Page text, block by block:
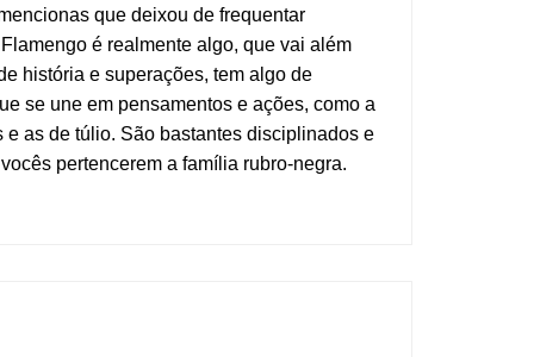
que deixou de frequentar
é realmente algo, que vai além
história e superações, tem algo de
se une em pensamentos e ações, como a
as de túlio. São bastantes disciplinados e
pertencerem a família rubro-negra.